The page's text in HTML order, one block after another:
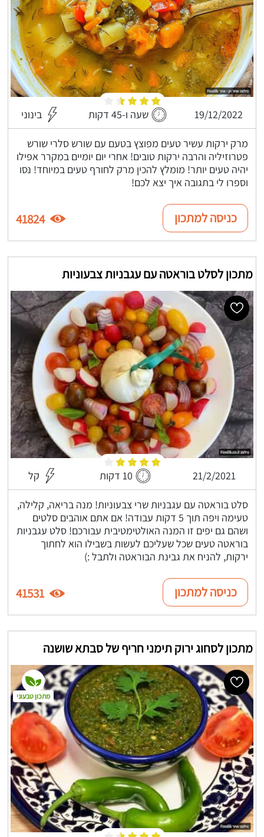
19/12/2022 שעה ו-45 דקות בינוני
מרק ירקות עשיר טעים מפוצץ בטעם עם שורש סלרי שורש
פטרוזיליה והרבה ירקות טובים! אחרי יום יומיים במקרר אפילו
יהיה טעים יותר! מומלץ להכין מרק לחורף טעים במיוחד! נסו
וספרו לי בתגובה איך יצא לכם!
כניסה למתכון 41824
מתכון לסלט בוראטה עם עגבניות צבעוניות
21/2/2021 10 דקות קל
סלט בוראטה עם עגבניות שרי צבעוניות! מנה בריאה, קלילה,
טעימה ויפה תוך 5 דקות עבודה! אם אתם אוהבים סלטים
ושהם גם יפים זו המנה האולטימטיבית עבורכם! סלט עגבניות
בוראטה טעים שכל שעליכם לעשות בשבילו הוא לחתוך
ירקות, להניח את גבינת הבוראטה ולתבל :)
כניסה למתכון 41531
מתכון לסחוג ירוק תימני חריף של סבתא שושנה
מתכון טבעוני